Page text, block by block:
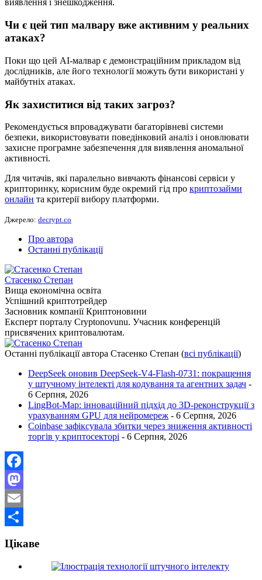
виявлення і знешкодження.
Чи є цей тип малвару вже активним у реальних
атаках?
Поки що цей AI-малвар є демонстраційним прикладом від
дослідників, але його технології можуть бути використані у
майбутніх атаках.
Як захиститися від таких загроз?
Рекомендується впроваджувати багаторівневі системи
безпеки, використовувати поведінковий аналіз і оновлювати
захисне програмне забезпечення для виявлення аномальної
активності.
Для читачів, які паралельно вивчають фінансові сервіси у
крипторинку, корисним буде окремий гід про криптозайми
онлайн та критерії вибору платформи.
Джерело: decrypt.co
Про автора
Останні публікації
Стасенко Степан
Вища економічна освіта
Успішний криптотрейдер
Засновник компанії Криптоновини
Експерт порталу Cryptonovunu. Учасник конференцій
присвячених криптовалютам.
Останні публікації автора Стасенко Степан (всі публікації)
DeepSeek оновив DeepSeek-V4-Flash-0731: покращення
у штучному інтелекті для кодування та агентних задач -
6 Серпня, 2026
LingBot-Map: інноваційний підхід до 3D-реконструкції з
урахуванням GPU для нейромереж - 6 Серпня, 2026
Coinbase зафіксувала збитки через зниження активності
торгів у криптосекторі - 6 Серпня, 2026
Facebook
Mastodon
Email
Цікаве